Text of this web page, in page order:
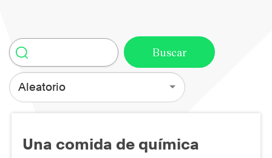
Aleatorio
Una comida de química